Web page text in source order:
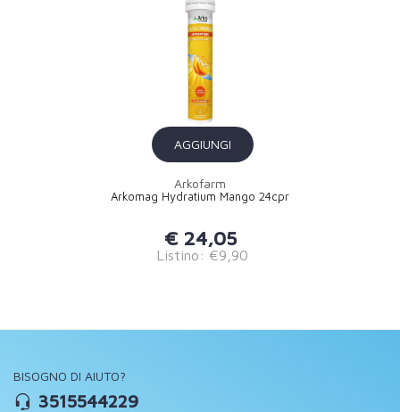
AGGIUNGI
Arkofarm
Arkomag Hydratium Mango 24cpr
€ 24,05
Listino: €9,90
BISOGNO DI AIUTO?
3515544229